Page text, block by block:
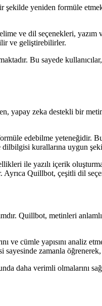
şekilde yeniden formüle
ve dil seçenekleri,
ve geliştirebilirler.
Bu sayede
zeka destekli bir
edebilme yeteneğidir.
kurallarına uygun
ile yazılı içerik
Ayrıca Quillbot, çeşitli dil
Quillbot, metinleri
ve cümle yapısını analiz
zamanla
daha verimli olmalarını